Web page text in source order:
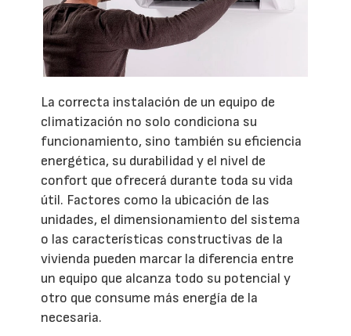
La correcta instalación de un equipo de
climatización no solo condiciona su
funcionamiento, sino también su eficiencia
energética, su durabilidad y el nivel de
confort que ofrecerá durante toda su vida
útil. Factores como la ubicación de las
unidades, el dimensionamiento del sistema
o las características constructivas de la
vivienda pueden marcar la diferencia entre
un equipo que alcanza todo su potencial y
otro que consume más energía de la
necesaria.